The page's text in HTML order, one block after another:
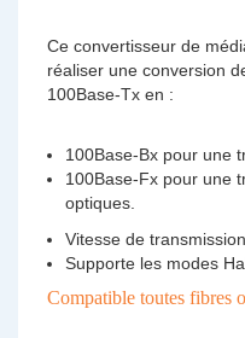
Ce convertisseur de
réaliser une conversion
100Base-Tx en :
100Base-Bx pour une
100Base-Fx pour une
optiques.
Vitesse de
Supporte les modes
Compatible toutes fibres